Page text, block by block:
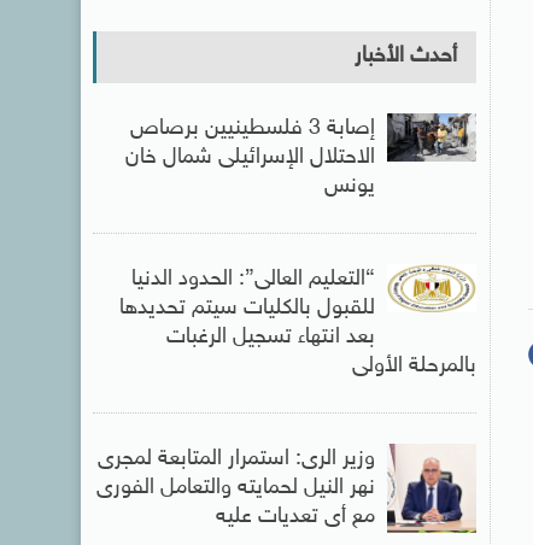
أحدث الأخبار
إصابة 3 فلسطينيين برصاص
الاحتلال الإسرائيلى شمال خان
يونس
“التعليم العالى”: الحدود الدنيا
للقبول بالكليات سيتم تحديدها
بعد انتهاء تسجيل الرغبات
بالمرحلة الأولى
وزير الرى: استمرار المتابعة لمجرى
نهر النيل لحمايته والتعامل الفورى
مع أى تعديات عليه